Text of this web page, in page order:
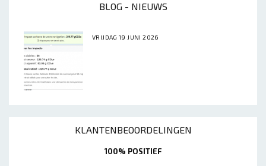
BLOG - NIEUWS
VRIJDAG 19 JUNI 2026
KLANTENBEOORDELINGEN
100% POSITIEF